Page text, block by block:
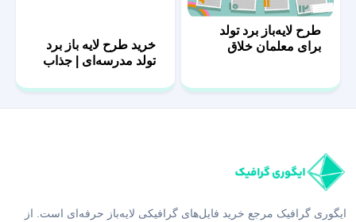
طرح لایه‌باز برد تولد
برای معلمان خلاق
خرید طرح لایه باز برد
تولد مدرسه‌ای | جذاب
ایگوری گرافیک مرجع خرید فایل‌های گرافیکی لایه‌باز حرفه‌ای است. از